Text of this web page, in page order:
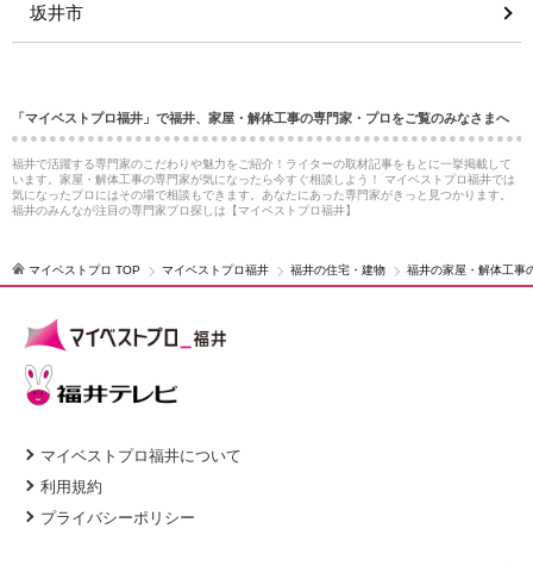
坂井市
「マイベストプロ福井」で福井、家屋・解体工事の専門家・プロをご覧のみなさまへ
福井で活躍する専門家のこだわりや魅力をご紹介！ライターの取材記事をもとに一挙掲載して
います。家屋・解体工事の専門家が気になったら今すぐ相談しよう！ マイベストプロ福井では
気になったプロにはその場で相談もできます。あなたにあった専門家がきっと見つかります。
福井のみんなが注目の専門家プロ探しは【マイベストプロ福井】
マイベストプロ TOP マイベストプロ福井 福井の住宅・建物 福井の家屋・解体工事
マイベストプロ福井について
利用規約
プライバシーポリシー